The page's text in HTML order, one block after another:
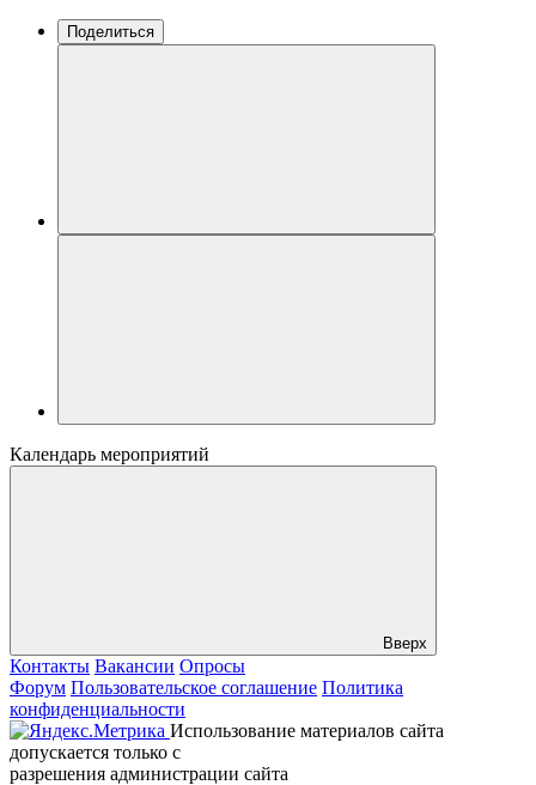
Поделиться
Календарь мероприятий
Вверх
Контакты Вакансии Опросы
Форум Пользовательское соглашение Политика
конфиденциальности
Использование материалов сайта
допускается только с
разрешения администрации сайта